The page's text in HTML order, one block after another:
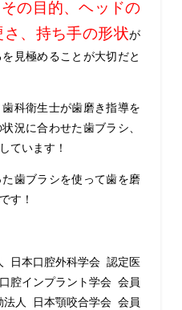
その目的、ヘッドの
、持ち手の形状が
見極めることが大切だと
科衛生士が歯磨き指導を
況に合わせた歯ブラシ、
ています！
歯ブラシを使って歯を磨
す！
日本口腔外科学会 認定医
腔インプラント学会 会員
法人 日本顎咬合学会 会員